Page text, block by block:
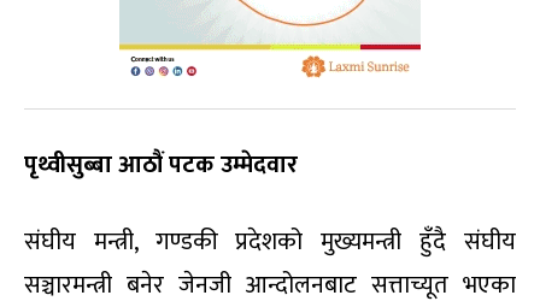
पृथ्वीसुब्बा आठौं पटक उम्मेदवार
संघीय मन्त्री, गण्डकी प्रदेशको मुख्यमन्त्री हुँदै संघीय
सञ्चारमन्त्री बनेर जेनजी आन्दोलनबाट सत्ताच्यूत भएका